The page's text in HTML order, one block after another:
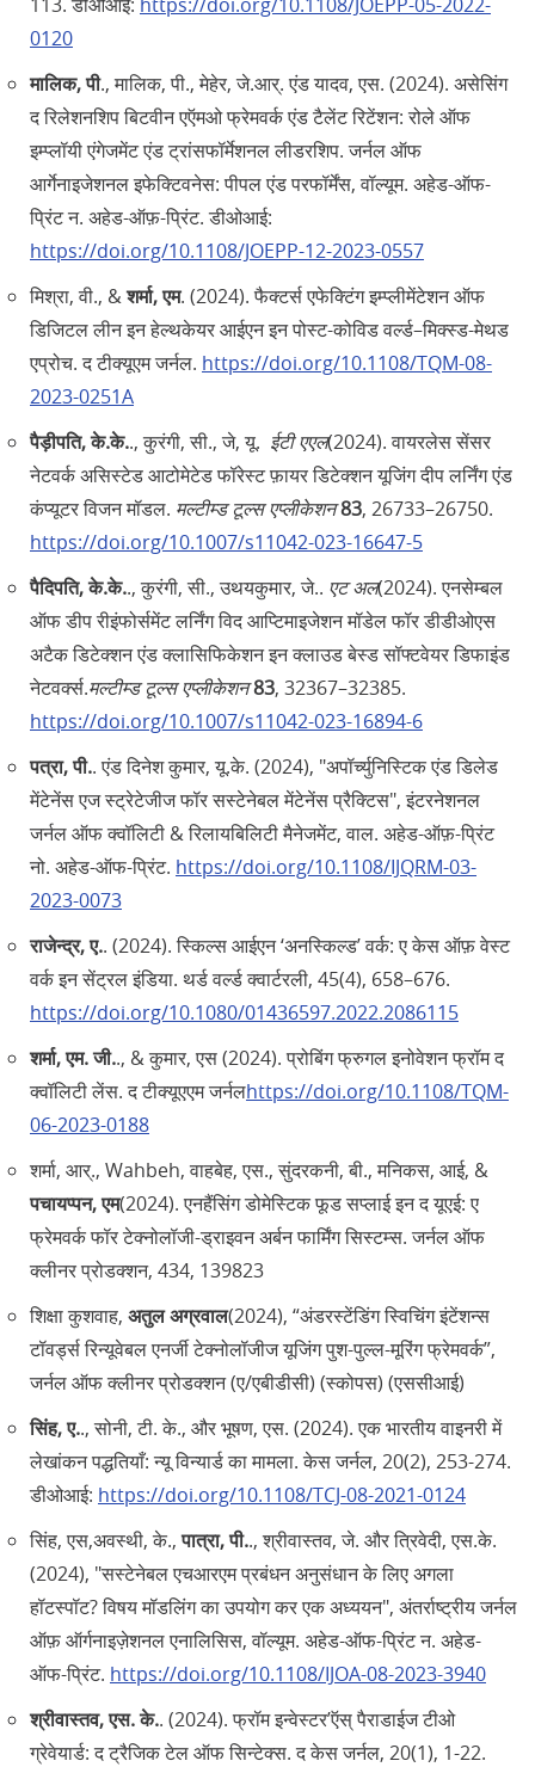
0120
मालिक, पी., मालिक, पी., मेहेर, जे.आर्‌. एंड यादव, एस. (2024). असेसिंग
द रिलेशनशिप बिटवीन एऍमओ फ्रेमवर्क एंड टैलेंट रिटेंशन: रोले ऑफ
इम्प्लॉयी एंगेजमेंट एंड ट्रांसफॉर्मेशनल लीडरशिप. जर्नल ऑफ
आर्गेनाइजेशनल इफेक्टिवनेस: पीपल एंड परफॉर्मेंस, वॉल्यूम. अहेड-ऑफ-
प्रिंट न. अहेड-ऑफ़-प्रिंट. डीओआई:
https://doi.org/10.1108/JOEPP-12-2023-0557
मिश्रा, वी., &शर्मा, एम. (2024). फैक्टर्स एफेक्टिंग इम्प्लीमेंटेशन ऑफ
डिजिटल लीन इन हेल्थकेयर आईएन इन पोस्ट-कोविड वर्ल्ड–मिक्स्ड-मेथड
एप्रोच. द टीक्यूएम जर्नल. https://doi.org/10.1108/TQM-08-
2023-0251A
पैड़ीपति, के.के.., कुरंगी, सी., जे, यू. ईटी एएल(2024). वायरलेस सेंसर
नेटवर्क असिस्टेड आटोमेटेड फॉरेस्ट फ़ायर डिटेक्शन यूजिंग दीप लर्निंग एंड
कंप्यूटर विजन मॉडल. मल्टीम्ड टूल्स एप्लीकेशन83, 26733–26750.
https://doi.org/10.1007/s11042-023-16647-5
पैदिपति, के.के.., कुरंगी, सी., उथयकुमार, जे.. एट अल(2024). एनसेम्बल
ऑफ डीप रीइंफोर्समेंट लर्निंग विद आप्टिमाइजेशन मॉडेल फॉर डीडीओएस
अटैक डिटेक्शन एंड क्लासिफिकेशन इन क्लाउड बेस्ड सॉफ्टवेयर डिफाइंड
नेटवर्क्स.मल्टीम्ड टूल्स एप्लीकेशन83, 32367–32385.
https://doi.org/10.1007/s11042-023-16894-6
पत्रा, पी.. एंड दिनेश कुमार, यू.के. (2024), "अपॉर्च्युनिस्टिक एंड डिलेड
मेंटेनेंस एज स्ट्रेटेजीज फॉर सस्टेनेबल मेंटेनेंस प्रैक्टिस", इंटरनेशनल
जर्नल ऑफ क्वॉलिटी & रिलायबिलिटी मैनेजमेंट, वाल. अहेड-ऑफ़-प्रिंट
नो. अहेड-ऑफ-प्रिंट. https://doi.org/10.1108/IJQRM-03-
2023-0073
राजेन्द्र, ए.. (2024). स्किल्स आईएन ‘अनस्किल्ड’ वर्क: ए केस ऑफ़ वेस्ट
वर्क इन सेंट्रल इंडिया. थर्ड वर्ल्ड क्वार्टरली, 45(4), 658–676.
https://doi.org/10.1080/01436597.2022.2086115
शर्मा, एम. जी.., & कुमार, एस (2024). प्रोबिंग फ्रुगल इनोवेशन फ्रॉम द
क्वॉलिटी लेंस. द टीक्यूएएम जर्नलhttps://doi.org/10.1108/TQM-
06-2023-0188
शर्मा, आर्‌., Wahbeh, वाहबेह, एस., सुंदरकनी, बी., मनिकस, आई, &
पचायप्पन, एम(2024). एनहैंसिंग डोमेस्टिक फूड सप्लाई इन द यूएई: ए
फ्रेमवर्क फॉर टेक्नोलॉजी-ड्राइवन अर्बन फार्मिंग सिस्टम्स. जर्नल ऑफ
क्लीनर प्रोडक्शन, 434, 139823
शिक्षा कुशवाह, अतुल अग्रवाल(2024), “अंडरस्टेंडिंग स्विचिंग इंटेंशन्स
टॉवर्ड्स रिन्यूवेबल एनर्जी टेक्नोलॉजीज यूजिंग पुश-पुल्ल-मूरिंग फ्रेमवर्क”,
जर्नल ऑफ क्लीनर प्रोडक्शन (ए/एबीडीसी) (स्कोपस) (एससीआई)
सिंह, ए.., सोनी, टी. के., और भूषण, एस. (2024). एक भारतीय वाइनरी में
लेखांकन पद्धतियाँ: न्यू विन्यार्ड का मामला. केस जर्नल, 20(2), 253-274.
डीओआई: https://doi.org/10.1108/TCJ-08-2021-0124
सिंह, एस,अवस्थी, के.,पात्रा, पी.., श्रीवास्तव, जे. और त्रिवेदी, एस.के.
(2024), "सस्टेनेबल एचआरएम प्रबंधन अनुसंधान के लिए अगला
हॉटस्पॉट? विषय मॉडलिंग का उपयोग कर एक अध्ययन", अंतर्राष्ट्रीय जर्नल
ऑफ़ ऑर्गनाइज़ेशनल एनालिसिस, वॉल्यूम. अहेड-ऑफ-प्रिंट न. अहेड-
ऑफ-प्रिंट. https://doi.org/10.1108/IJOA-08-2023-3940
श्रीवास्तव, एस. के.. (2024). फ्रॉम इन्वेस्टर’ऍस्‌ पैराडाईज टीओ
ग्रेवेयार्ड: द ट्रैजिक टेल ऑफ सिन्टेक्स. द केस जर्नल, 20(1), 1-22.